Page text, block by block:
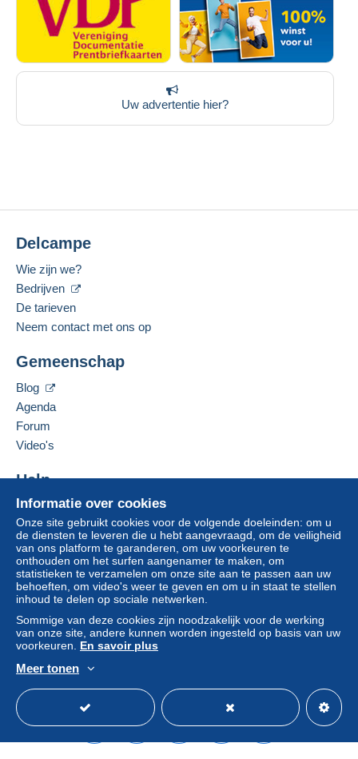
Uw advertentie hier?
Informatie over cookies
Onze site gebruikt cookies voor de volgende doeleinden: om u
de diensten te leveren die u hebt aangevraagd, om de veiligheid
van ons platform te garanderen, om uw voorkeuren te
onthouden om het surfen aangenamer te maken, om
statistieken te verzamelen om onze site aan te passen aan uw
behoeften, om video's weer te geven en om u in staat te stellen
inhoud te delen op sociale netwerken.
Sommige van deze cookies zijn noodzakelijk voor de werking
van onze site, andere kunnen worden ingesteld op basis van uw
voorkeuren. En savoir plus
Meer tonen
Delcampe
Wie zijn we?
Bedrijven
De tarieven
Neem contact met ons op
Gemeenschap
Blog
Agenda
Forum
Video's
Help
Hulpcentrum
Kopen op Delcampe
Verkopen op Delcampe
Een beveiligde website